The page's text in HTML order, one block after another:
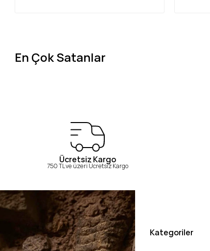
En Çok Satanlar
Ücretsiz Kargo
750 TL ve üzeri Ücretsiz Kargo
Kategoriler